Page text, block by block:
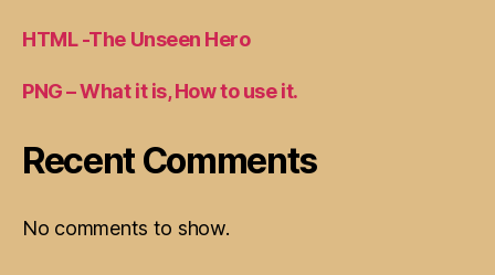
HTML -The Unseen Hero
PNG – What it is, How to use it.
Recent Comments
No comments to show.